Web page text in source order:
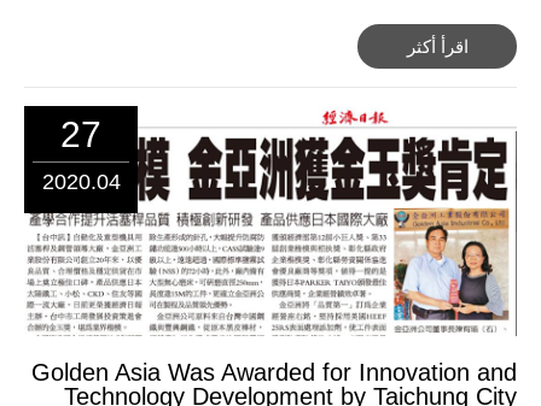
اقرأ أكثر
27
2020.04
Golden Asia Was Awarded for Innovation and
Technology Development by Taichung City